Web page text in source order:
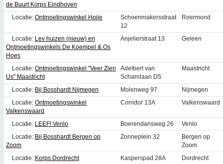
de Buurt Korps Eindhoven
Locatie: Ontmoetingswinkel Hoiie
Schoenmakersstraat
12
Roermond
Locatie: Lev huizen (nieuw) en
Ontmoetingswinkels De Koempel & Os
Hoes
Anjelierstraat 13 Geleen
Locatie: Ontmoetingswinkel "Veer Zien
Us" Maastricht
Adelbert van
Scharnlaan D5
Maastricht
Locatie: Bij Bosshardt Nijmegen Molenweg 97
Nijmegen
Locatie: Ontmoetingswinkel
Valkenswaard
Corridor 13A Valkenswaard
Locatie: LEEF! Venlo Boerendansweg 26
Venlo
Locatie: Bij Bosshardt Bergen op
Zoom
Zonneplein 32
Bergen op
Zoom
Locatie: Korps Dordrecht Kasperspad 28A
Dordrecht